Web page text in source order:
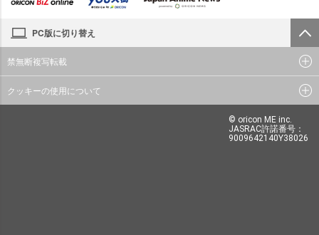
PC版に切り替え
禁無断複写転載
クッキーの使用について
© oricon ME inc.
JASRAC許諾番号：
9009642140Y38026